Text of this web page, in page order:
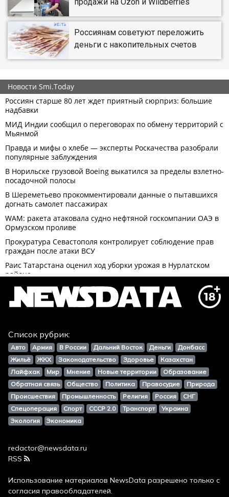
Россиянам советуют переложить
деньги с накопительных счетов
Список рубрик:
Авто Армия В России Дальний Восток Деньги
Донбасс
Жильё
ЖКХ Законодательство Здоровье
Казахстан
Лайфхак
Мир Мнение Новые территории
Образование
Обратная связь
Общество Политика Правосудие
Природа
Происшествия
Промышленность Религия Россия
СНГ
Спецоперация
Спорт СССР 2.0 Транспорт
Украина
Экология
Экономика
redactor@newsdata.ru
RSS
Использование материалов NewsData разрешено только с
согласия правообладателей.